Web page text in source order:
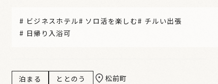
# ビジネスホテル# ソロ活を楽しむ# チルい出張
# 日帰り入浴可
泊まる ととのう 松前町